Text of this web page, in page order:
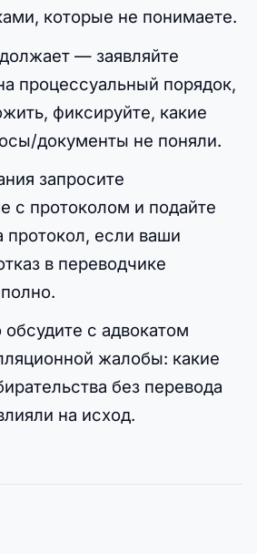
которые не понимаете.
— заявляйте
процессуальный порядок,
фиксируйте, какие
документы не поняли.
запросите
с протоколом и подайте
протокол, если ваши
в переводчике
с адвокатом
жалобы: какие
без перевода
на исход.